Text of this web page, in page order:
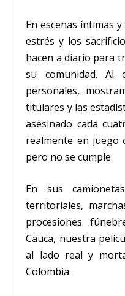
En escenas íntimas
estrés y los
hacen a diario para
su comunidad. Al
personales,
titulares y las
asesinado cada
realmente en juego
pero no se cumple.
En sus
territoriales,
procesiones
Cauca, nuestra
al lado real y
Colombia.